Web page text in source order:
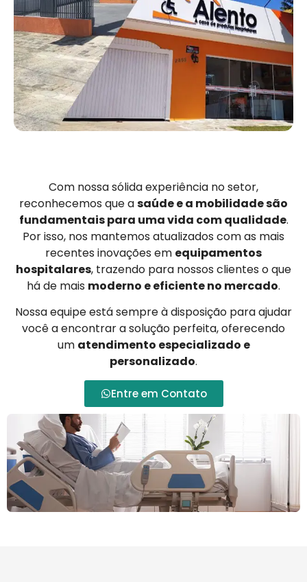
Com nossa sólida experiência no setor,
reconhecemos que asaúde e a mobilidade são
fundamentais para uma vida com qualidade.
Por isso, nos mantemos atualizados com as mais
recentes inovações em equipamentos
hospitalares, trazendo para nossos clientes o que
há de mais moderno e eficiente no mercado.
Nossa equipe está sempre à disposição para ajudar
você a encontrar a solução perfeita, oferecendo
um atendimento especializado e
personalizado.
Entre em Contato